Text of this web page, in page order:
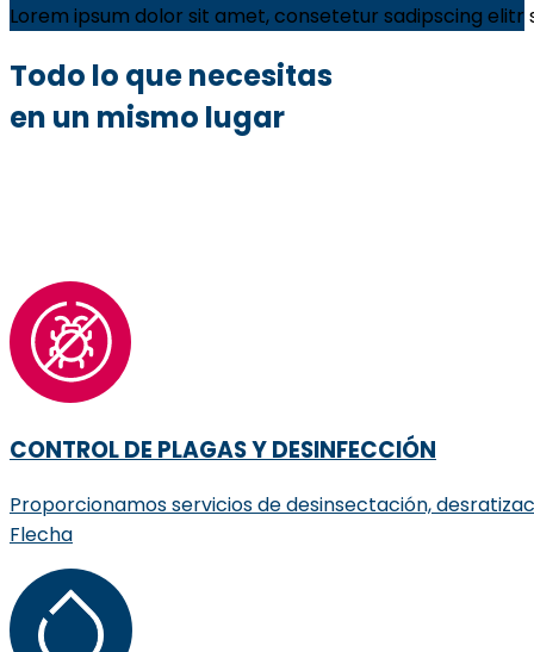
Lorem ipsum dolor sit amet, consetetur sadipscing elitr
Todo lo que necesitas
en un mismo lugar
CONTROL DE PLAGAS Y DESINFECCIÓN
Proporcionamos servicios de desinsectación,
Flecha